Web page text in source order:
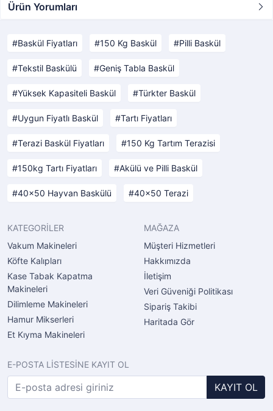
Ürün Yorumları
Baskül Fiyatları 150 Kg Baskül Pilli Baskül
Tekstil Baskülü Geniş Tabla Baskül
Yüksek Kapasiteli Baskül Türkter Baskül
Uygun Fiyatlı Baskül Tartı Fiyatları
Terazi Baskül Fiyatları 150 Kg Tartım Terazisi
150kg Tartı Fiyatları Akülü ve Pilli Baskül
40x50 Hayvan Baskülü 40x50 Terazi
KATEGORİLER
Vakum Makineleri
Köfte Kalıpları
Kase Tabak Kapatma
Makineleri
Dilimleme Makineleri
Hamur Mikserleri
Et Kıyma Makineleri
MAĞAZA
Müşteri Hizmetleri
Hakkımızda
İletişim
Veri Güveniği Politikası
Sipariş Takibi
Haritada Gör
E-POSTA LİSTESİNE KAYIT OL
KAYIT OL